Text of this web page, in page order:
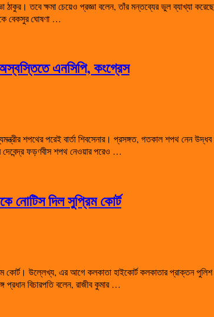
তবে ক্ষমা চেয়েও প্রজ্ঞা বলেন, তাঁর মন্তব্যের ভুল ব্যাখ্যা
বেকসুর ঘোষণা …
এনসিপি, কংগ্রেস
শপথের পরেই বার্তা শিবসেনার। প্রসঙ্গত, গতকাল শপথ নেন উদ্ধব
ফড়ণবীস শপথ নেওয়ার পরেও …
নোটিস দিল সুপ্রিম কোর্ট
কোর্ট। উল্লেখ্য, এর আগে কলকাতা হাইকোর্ট কলকাতার প্রাক্তন
বিচারপতি বলেন, রাজীব কুমার …